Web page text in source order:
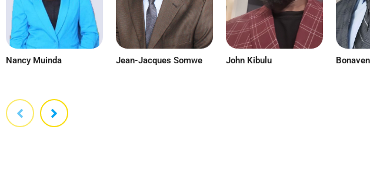
Nancy Muinda Jean-Jacques Somwe John Kibulu